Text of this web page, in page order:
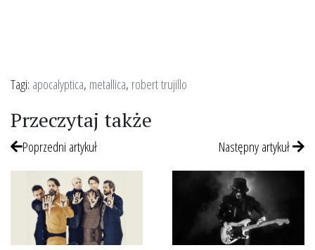
Tagi: apocalyptica, metallica, robert trujillo
Przeczytaj także
Poprzedni artykuł Następny artykuł